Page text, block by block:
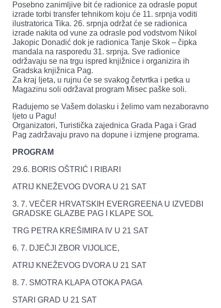
Posebno zanimljive bit će radionice za odrasle poput
izrade torbi transfer tehnikom koju će 11. srpnja voditi
ilustratorica Tika. 26. srpnja održat će se radionica
izrade nakita od vune za odrasle pod vodstvom Nikol
Jakopic Donadić dok je radionica Tanje Skok – čipka
mandala na rasporedu 31. srpnja. Sve radionice
održavaju se na trgu ispred knjižnice i organizira ih
Gradska knjižnica Pag.
Za kraj ljeta, u rujnu će se svakog četvrtka i petka u
Magazinu soli održavat program Misec paške soli.
Radujemo se Vašem dolasku i želimo vam nezaboravno
ljeto u Pagu!
Organizatori, Turistička zajednica Grada Paga i Grad
Pag zadržavaju pravo na dopune i izmjene programa.
PROGRAM
29.6. BORIS OŠTRIĆ I RIBARI
ATRIJ KNEŽEVOG DVORA U 21 SAT
3. 7. VEČER HRVATSKIH EVERGREENA U IZVEDBI
GRADSKE GLAZBE PAG I KLAPE SOL
TRG PETRA KREŠIMIRA IV U 21 SAT
6. 7. DJEČJI ZBOR VIJOLICE,
ATRIJ KNEŽEVOG DVORA U 21 SAT
8. 7. SMOTRA KLAPA OTOKA PAGA
STARI GRAD U 21 SAT